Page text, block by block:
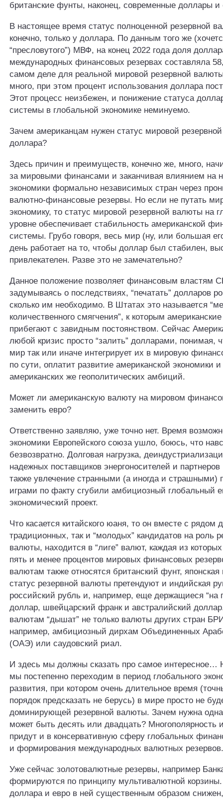
британские фунты, наконец, современные доллары и
В настоящее время статус полноценной резервной
конечно, только у доллара. По данным того же
“пресловутого”) МВФ, на конец 2022 года доля
международных финансовых резервах составляла
самом деле для реальной мировой резервной
много, при этом процент использования доллара
Этот процесс неизбежен, и понижение статуса
системы в глобальной экономике неминуемо.
Зачем американцам нужен статус мировой
доллара?
Здесь причин и преимуществ, конечно же, много,
за мировыми финансами и заканчивая влиянием на
экономики формально независимых стран через
валютно-финансовые резервы. Но если не путать
экономику, то статус мировой резервной валюты на
уровне обеспечивает стабильность американской
системы. Грубо говоря, весь мир (ну, или большая
день работает на то, чтобы доллар был стабилен,
привлекателен. Разве это не замечательно?
Данное положение позволяет финансовым властям
задумываясь о последствиях, “печатать” долларов
сколько им необходимо. В Штатах это называется
количественного смягчения”, к которым
прибегают с завидным постоянством. Сейчас
любой кризис просто “залить” долларами, понимая,
мир так или иначе интегрирует их в мировую
по сути, оплатит развитие американской экономики
американских же геополитических амбиций.
Может ли американскую валюту на мировом
заменить евро?
Ответственно заявляю, уже точно нет. Время
экономики Европейского союза ушло, боюсь, что
безвозвратно. Долговая нагрузка,
надежных поставщиков энергоносителей и
также увлечение странными (а иногда и страшными)
играми по факту сгубили амбициозный глобальный
экономический проект.
Что касается китайского юаня, то он вместе с рядом
традиционных, так и “молодых” кандидатов на роль
валюты, находится в “лиге” валют, каждая из
пять и менее процентов мировых финансовых
валютам также относятся британский фунт,
статус резервной валюты претендуют и индийская
российский рубль и, например, еще держащиеся “на
доллар, швейцарский франк и австралийский
валютам “дышат” не только валюты других стран
например, амбициозный дирхам Объединенных
(ОАЭ) или саудовский риал.
И здесь мы должны сказать про самое интересное…
мы постепенно переходим в период глобального
развития, при котором очень длительное время
порядок предсказать не берусь) в мире просто не
доминирующей резервной валюты. Зачем нужна
может быть десять или двадцать? Многополярность
придут и в консервативную сферу глобальных
и формирования международных валютных резервов.
Уже сейчас золотовалютные резервы, например
формируются по принципу мультивалютной
доллара и евро в ней существенным образом